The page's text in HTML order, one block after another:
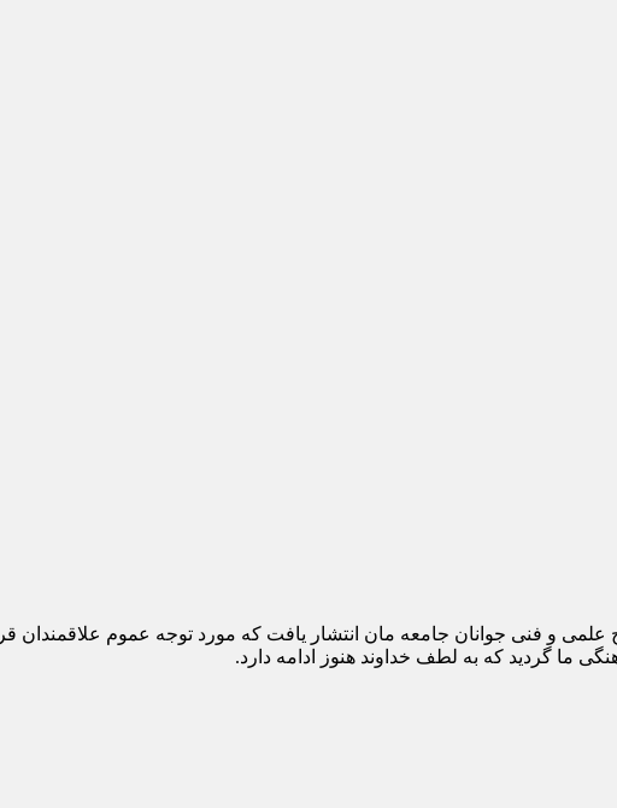
هدف آموزش و ارتقاء سطح علمی و فنی جوانان جامعه مان انتشار یافت که مورد توجه عموم
ما گردید که به لطف خداوند هنوز ادامه دارد.